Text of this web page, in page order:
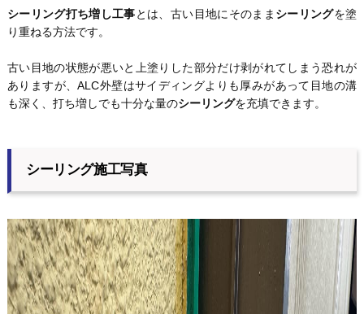
シーリング打ち増し工事とは、古い目地にそのまま シーリングを塗
り重ねる方法です。
古い目地の状態が悪いと上塗りした部分だけ剥がれてしまう恐れが
ありますが、ALC外壁はサイディングよりも厚みがあって目地の溝
も深く、打ち増しでも十分な量のシーリングを充填できます。
シーリング施工写真